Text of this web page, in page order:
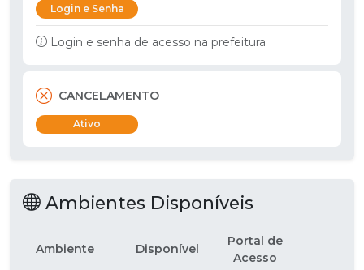
Login e Senha
Login e senha de acesso na prefeitura
CANCELAMENTO
Ativo
Ambientes Disponíveis
Ambiente Disponível
Portal de
Acesso